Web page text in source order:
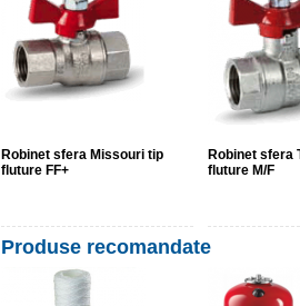
Robinet sfera Missouri tip
fluture FF+
Robinet sfera
fluture M/F
Produse recomandate